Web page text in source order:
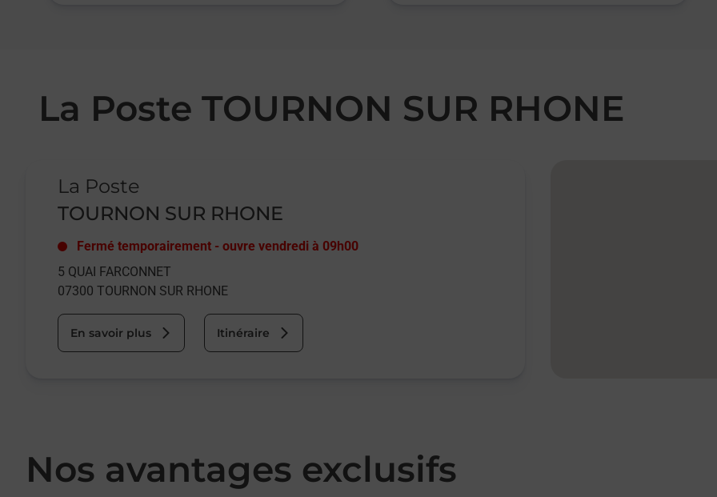
La Poste TOURNON SUR RHONE
La Poste
TOURNON SUR RHONE
Fermé temporairement - ouvre vendredi à 09h00
5 QUAI FARCONNET
07300 TOURNON SUR RHONE
En savoir plus Itinéraire
Nos avantages exclusifs